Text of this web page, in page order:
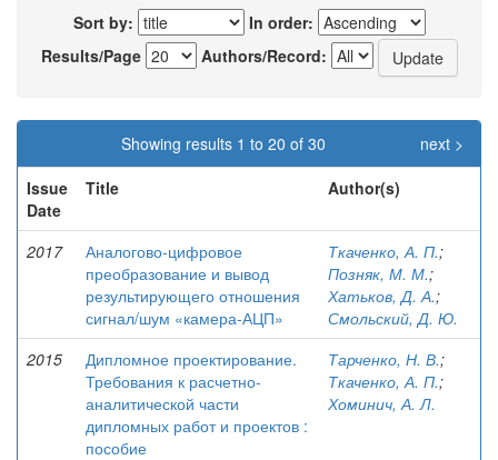
Sort by:
In order:
Results/Page
Authors/Record:
Showing results 1 to 20 of 30
next >
Issue
Date
Title Author(s)
2017
Аналогово-цифровое
преобразование и вывод
результирующего отношения
сигнал/шум «камера-АЦП»
Ткаченко, А. П.;
Позняк, М. М.;
Хатьков, Д. А.;
Смольский, Д. Ю.
2015
Дипломное проектирование.
Требования к расчетно-
аналитической части
дипломных работ и проектов :
пособие
Тарченко, Н. В.;
Ткаченко, А. П.;
Хоминич, А. Л.